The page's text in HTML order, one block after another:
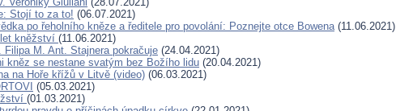
Stojí to za to! (06.07.2021)
po řeholního kněze a ředitele pro povolání: Poznejte otce Bowena(11.06.2021)
kněžství (11.06.2021)
Filipa M. Ant. Stajnera pokračuje (24.04.2021)
kněz se nestane svatým bez Božího lidu (20.04.2021)
na Hoře křížů v Litvě (video) (06.03.2021)
(05.03.2021)
(01.03.2021)